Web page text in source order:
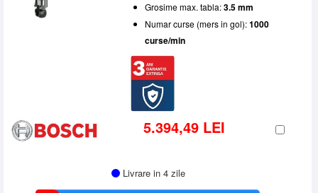
Grosime max. tabla:3.5 mm
Numar curse (mers in gol):1000
curse/min
5.394,49 LEI
Livrare in 4 zile